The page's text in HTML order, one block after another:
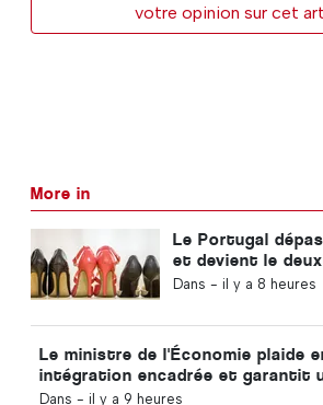
votre opinion sur cet
More in
Le Portugal
et devient le
producteur
Dans - il y a 8 heures
Le ministre de l'Économie plaide
intégration encadrée et garantit
accélérée pour les immigrés
Dans - il y a 9 heures